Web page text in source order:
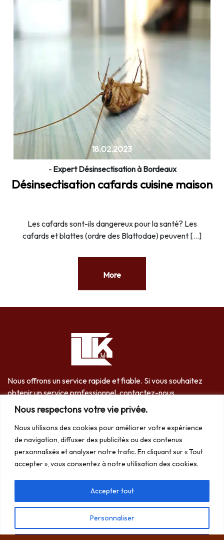
Nous respectons votre vie privée.
Nous utilisons des cookies pour améliorer votre expérience
de navigation, diffuser des publicités ou des contenus
personnalisés et analyser notre trafic. En cliquant sur « Tout
accepter », vous consentez à notre utilisation des cookies.
Personnaliser
Accepter tout
18.02.2023
- Expert Désinsectisation à Bordeaux
Désinsectisation cafards cuisine maison
Les cafards sont-ils dangereux pour la santé? Les
cafards et blattes (ordre des Blattodae) peuvent […]
More
Nous offrons un service rapide et fiable. Si vous souhaitez
obtenir un service professionnel, contactez-nous
immédiatement..
06 61 75 47 70
Services
Dératisation à Bordeaux